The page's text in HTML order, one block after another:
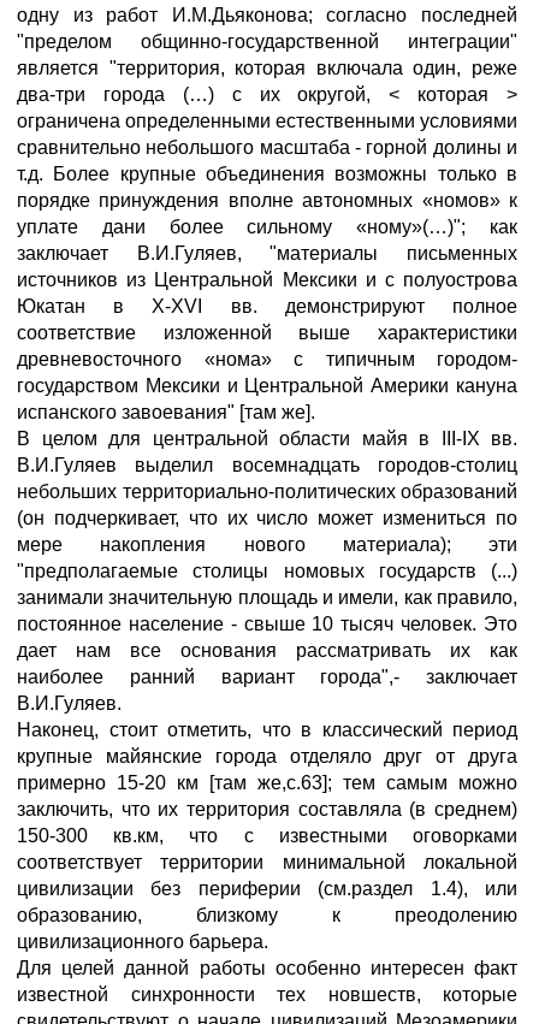
одну из работ И.М.Дьяконова; согласно последней
"пределом общинно-государственной интеграции"
является "территория, которая включала один, реже
два-три города (…) с их округой, < которая >
ограничена определенными естественными условиями
сравнительно небольшого масштаба - горной долины и
т.д. Более крупные объединения возможны только в
порядке принуждения вполне автономных «номов» к
уплате дани более сильному «ному»(…)"; как
заключает В.И.Гуляев, "материалы письменных
источников из Центральной Мексики и с полуострова
Юкатан в X-XVI вв. демонстрируют полное
соответствие изложенной выше характеристики
древневосточного «нома» с типичным городом-
государством Мексики и Центральной Америки кануна
испанского завоевания" [там же].
В целом для центральной области майя в III-IX вв.
В.И.Гуляев выделил восемнадцать городов-столиц
небольших территориально-политических образований
(он подчеркивает, что их число может измениться по
мере накопления нового материала); эти
"предполагаемые столицы номовых государств (...)
занимали значительную площадь и имели, как правило,
постоянное население - свыше 10 тысяч человек. Это
дает нам все основания рассматривать их как
наиболее ранний вариант города",- заключает
В.И.Гуляев.
Наконец, стоит отметить, что в классический период
крупные майянские города отделяло друг от друга
примерно 15-20 км [там же,с.63]; тем самым можно
заключить, что их территория составляла (в среднем)
150-300 кв.км, что с известными оговорками
соответствует территории минимальной локальной
цивилизации без периферии (см.раздел 1.4), или
образованию, близкому к преодолению
цивилизационного барьера.
Для целей данной работы особенно интересен факт
известной синхронности тех новшеств, которые